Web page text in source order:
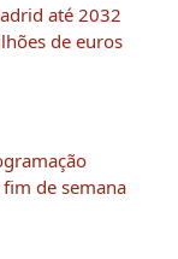
até 2032
de euros
de semana